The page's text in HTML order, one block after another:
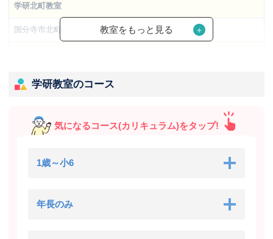
学研北町教室
国分寺市北町5丁目24-11
国分寺市本多4-13-39 山中様方
国分寺市本町3-1-1 ミーツ国分寺 4階
教室をもっと見る
学研教室のコース
気になるコース(カリキュラム)をタップ!
1歳～小6
年長のみ